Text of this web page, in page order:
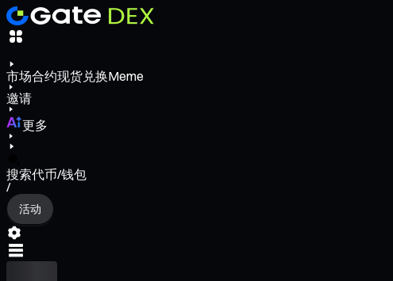
市场合约现货兑换Meme
邀请
更多
搜索代币/钱包
/
活动